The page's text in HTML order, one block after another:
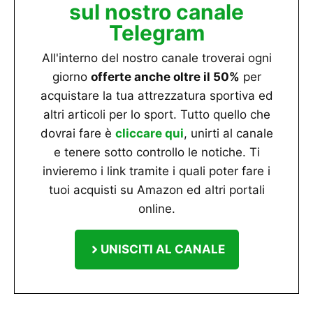
sul nostro canale
Telegram
All'interno del nostro canale troverai ogni
giorno offerte anche oltre il 50% per
acquistare la tua attrezzatura sportiva ed
altri articoli per lo sport. Tutto quello che
dovrai fare è cliccare qui, unirti al canale
e tenere sotto controllo le notiche. Ti
invieremo i link tramite i quali poter fare i
tuoi acquisti su Amazon ed altri portali
online.
UNISCITI AL CANALE